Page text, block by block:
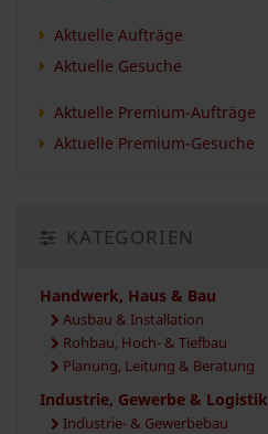
Aktuelle Aufträge
Aktuelle Gesuche
Aktuelle Premium-Aufträge
Aktuelle Premium-Gesuche
KATEGORIEN
Handwerk, Haus & Bau
Ausbau & Installation
Rohbau, Hoch- & Tiefbau
Planung, Leitung & Beratung
Industrie, Gewerbe & Logistik
Industrie- & Gewerbebau